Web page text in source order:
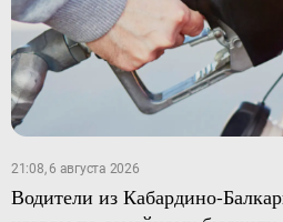
21:08, 6 августа 2026
Водители из Кабардино-